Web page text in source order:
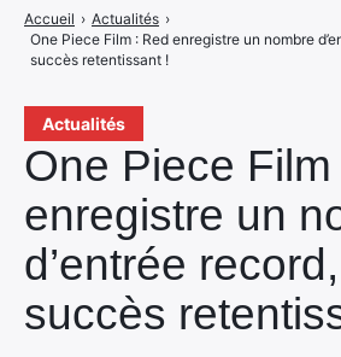
Actualités
One Piece Film
enregistre un
d’entrée
succès
Accueil › Actualités ›
One Piece Film : Red enregistre un nombre
succès retentissant !